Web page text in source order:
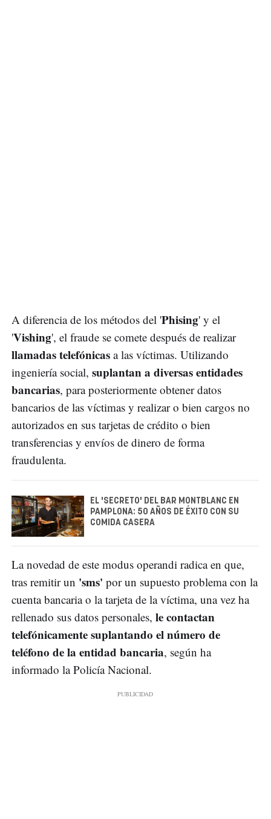
A diferencia de los métodos del 'Phising' y el
'Vishing', el fraude se comete después de realizar
llamadas telefónicas a las víctimas. Utilizando
ingeniería social, suplantan a diversas entidades
bancarias, para posteriormente obtener datos
bancarios de las víctimas y realizar o bien cargos no
autorizados en sus tarjetas de crédito o bien
transferencias y envíos de dinero de forma
fraudulenta.
EL 'SECRETO' DEL BAR MONTBLANC EN
PAMPLONA: 50 AÑOS DE ÉXITO CON SU
COMIDA CASERA
La novedad de este modus operandi radica en que,
tras remitir un 'sms' por un supuesto problema con la
cuenta bancaria o la tarjeta de la víctima, una vez ha
rellenado sus datos personales, le contactan
telefónicamente suplantando el número de
teléfono de la entidad bancaria, según ha
informado la Policía Nacional.